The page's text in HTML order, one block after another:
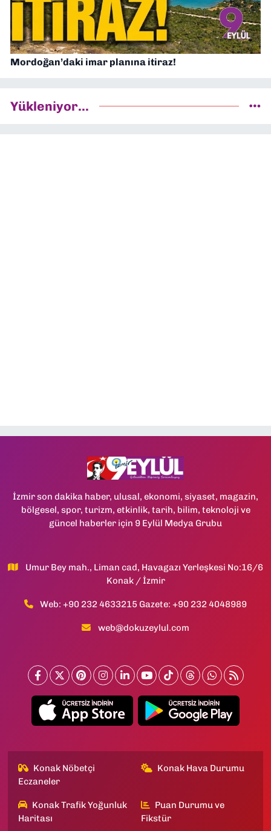
Mordoğan’daki imar planına itiraz!
Yükleniyor...
İzmir son dakika haber, ulusal, ekonomi, siyaset, magazin,
bölgesel, spor, turizm, etkinlik, tarih, bilim, teknoloji ve
güncel haberler için 9 Eylül Medya Grubu
Umur Bey mah., Liman cad, Havagazı Yerleşkesi No:16/6
Konak / İzmir
Web: +90 232 4633215 Gazete: +90 232 4048989
web@dokuzeylul.com
Konak Nöbetçi
Eczaneler
Konak Hava Durumu
Konak Trafik Yoğunluk
Haritası
Puan Durumu ve
Fikstür